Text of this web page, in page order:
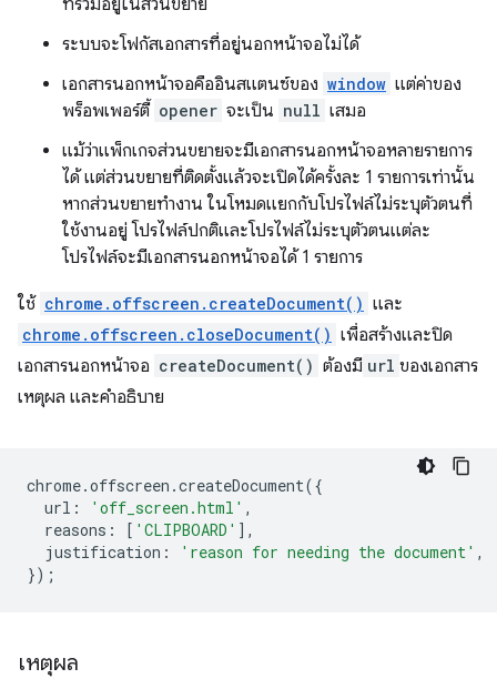
ที่รวมอยู่ในส่วนขยาย
ระบบจะโฟกัสเอกสารที่อยู่นอกหน้าจอไม่ได้
เอกสารนอกหน้าจอคืออินสแตนซ์ของ window แต่ค่าของ
พร็อพเพอร์ตี้ opener จะเป็น null เสมอ
แม้ว่าแพ็กเกจส่วนขยายจะมีเอกสารนอกหน้าจอหลายรายการ
ได้ แต่ส่วนขยายที่ติดตั้งแล้วจะเปิดได้ครั้งละ 1 รายการเท่านั้น
หากส่วนขยายทำงาน ในโหมดแยกกับโปรไฟล์ไม่ระบุตัวตนที่
ใช้งานอยู่ โปรไฟล์ปกติและโปรไฟล์ไม่ระบุตัวตนแต่ละ
โปรไฟล์จะมีเอกสารนอกหน้าจอได้ 1 รายการ
ใช้ chrome.offscreen.createDocument() และ
chrome.offscreen.closeDocument() เพื่อสร้างและปิด
เอกสารนอกหน้าจอ createDocument() ต้องมี url ของเอกสาร
เหตุผล และคำอธิบาย
chrome.offscreen .createDocument({
url : 'off_screen.html' ,
reasons : [ 'CLIPBOARD' ],
justification : 'reason for needing the document' ,
});
เหตุผล